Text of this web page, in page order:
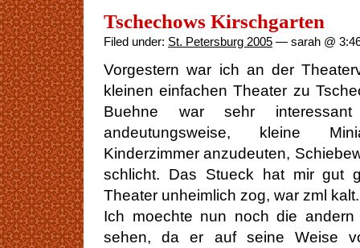
Tschechows Kirschgarten
Filed under: St. Petersburg 2005 — sarah @
Vorgestern war ich an der
kleinen einfachen Theater zu
Buehne war sehr
andeutungsweise, kleine
Kinderzimmer anzudeuten,
schlicht. Das Stueck hat mir gut
Theater unheimlich zog, war zml kalt.
Ich moechte nun noch die andern
sehen, da er auf seine Weise